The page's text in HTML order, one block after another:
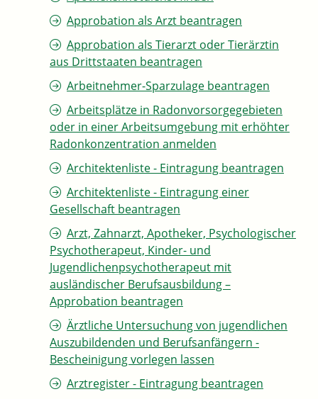
Approbation als Arzt beantragen
Approbation als Tierarzt oder Tierärztin
aus Drittstaaten beantragen
Arbeitnehmer-Sparzulage beantragen
Arbeitsplätze in Radonvorsorgegebieten
oder in einer Arbeitsumgebung mit erhöhter
Radonkonzentration anmelden
Architektenliste - Eintragung beantragen
Architektenliste - Eintragung einer
Gesellschaft beantragen
Arzt, Zahnarzt, Apotheker, Psychologischer
Psychotherapeut, Kinder- und
Jugendlichenpsychotherapeut mit
ausländischer Berufsausbildung –
Approbation beantragen
Ärztliche Untersuchung von jugendlichen
Auszubildenden und Berufsanfängern -
Bescheinigung vorlegen lassen
Arztregister - Eintragung beantragen